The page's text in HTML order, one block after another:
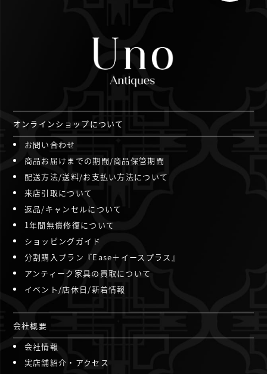
オンラインショップについて
お問い合わせ
商品お届けまでの期間/商品保管期間
配送方法/送料/お支払い方法について
来店引取について
返品/キャンセルについて
1年間無償修復について
ショッピングガイド
分割購入プラン『Ease＋イースプラス』
アンティーク家具の買取について
イベント/店休日/新着情報
会社概要
会社情報
実店舗紹介・アクセス